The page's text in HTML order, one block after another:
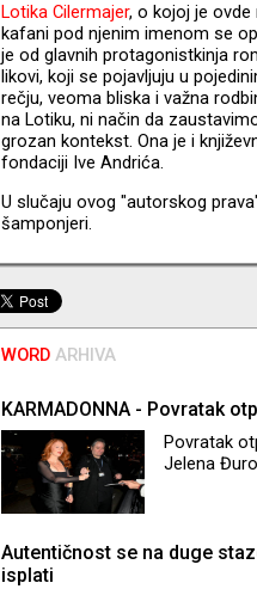
Lotika Cilermajer, o kojoj je
kafani pod njenim imenom se
je od glavnih protagonistkinja
likovi, koji se pojavljuju u
rečju, veoma bliska i važna
na Lotiku, ni način da
grozan kontekst. Ona je i
fondaciji Ive Andrića.
U slučaju ovog "autorskog
šamponjeri.
WORD ARHIVA
KARMADONNA - Povratak
Povratak
Jelena
Autentičnost se na duge
isplati